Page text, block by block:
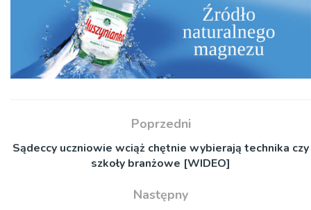
Poprzedni
Sądeccy uczniowie wciąż chętnie wybierają technika czy
szkoły branżowe [WIDEO]
Następny